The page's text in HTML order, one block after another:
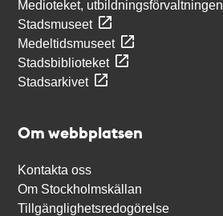
Medioteket, utbildningsförvaltningen
Stadsmuseet
Medeltidsmuseet
Stadsbiblioteket
Stadsarkivet
Om webbplatsen
Kontakta oss
Om Stockholmskällan
Tillgänglighetsredogörelse